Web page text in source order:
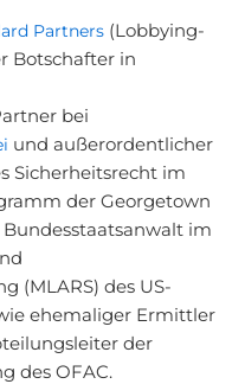
Partners(Lobbying-
Botschafter in
bei
und außerordentlicher
Sicherheitsrecht im
der Georgetown
im
(MLARS) des US-
ehemaliger Ermittler
der
des OFAC.